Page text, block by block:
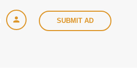
SUBMIT AD